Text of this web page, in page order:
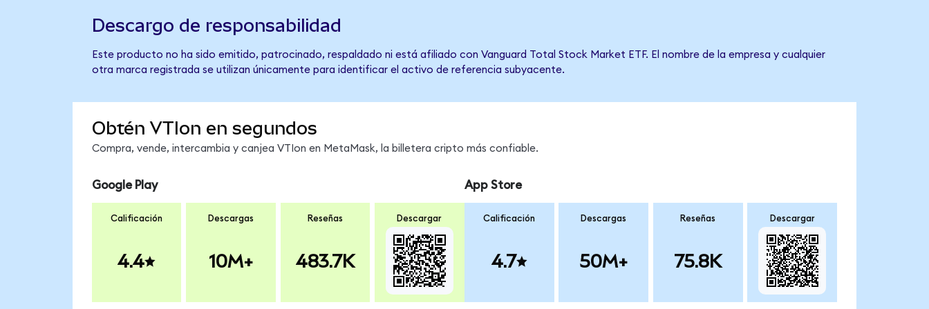
Descargo de responsabilidad
Este producto no ha sido emitido, patrocinado, respaldado ni está afiliado con Vanguard Total Stock Market ETF. El nombre de la empresa y cualquier
otra marca registrada se utilizan únicamente para identificar el activo de referencia subyacente.
Obtén VTIon en segundos
Compra, vende, intercambia y canjea VTIon en MetaMask, la billetera cripto más confiable.
Google Play
Calificación
4.4
Descargas
10M+
Reseñas
483.7K
Descargar
App Store
Calificación
4.7
Descargas
50M+
Reseñas
75.8K
Descargar